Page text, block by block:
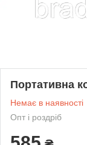
Портативна
Немає в наявності
Опт і роздріб